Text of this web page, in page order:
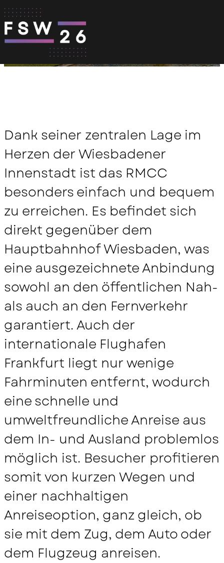
Skip to content
Videos Arena Vorträge
Sponsor & Partner Übersicht
Partner werden
Anreise & Hotel
What to do in Wiesbaden
Anfahrtsbeschreibung
Hotel Übersicht
Kontakt
Home> Anreise & Hotel
Dank seiner zentralen Lage im
Herzen der Wiesbadener
Innenstadt ist das RMCC
besonders einfach und bequem
zu erreichen. Es befindet sich
direkt gegenüber dem
Hauptbahnhof Wiesbaden, was
eine ausgezeichnete Anbindung
sowohl an den öffentlichen Nah-
als auch an den Fernverkehr
garantiert. Auch der
internationale Flughafen
Frankfurt liegt nur wenige
Fahrminuten entfernt, wodurch
eine schnelle und
umweltfreundliche Anreise aus
dem In- und Ausland problemlos
möglich ist. Besucher profitieren
somit von kurzen Wegen und
einer nachhaltigen
Anreiseoption, ganz gleich, ob
sie mit dem Zug, dem Auto oder
dem Flugzeug anreisen.